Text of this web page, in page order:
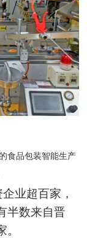
食品包装智能生产
业超百家，
半数来自晋